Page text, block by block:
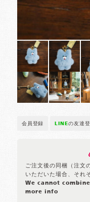
会員登録 LINEの友達
ご注文後の同梱（注文
いただいた場合、それ
We cannot
more info